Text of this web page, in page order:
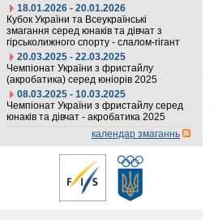
18.01.2026 - 20.01.2026
Кубок України та Всеукраїнські
змагання серед юнаків та дівчат з
гірськолижного спорту - слалом-гігант
20.03.2025 - 22.03.2025
Чемпіонат України з фристайлу
(акробатика) серед юніорів 2025
08.03.2025 - 10.03.2025
Чемпіонат України з фристайлу серед
юнаків та дівчат - акробатика 2025
календар змаганнь